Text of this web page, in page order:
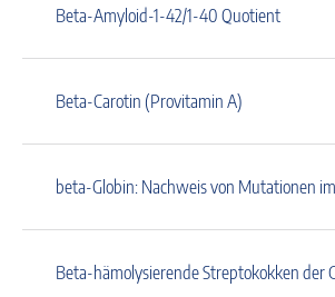
Beta-Amyloid-1-42/1-40 Quotient
Beta-Carotin (Provitamin A)
beta-Globin: Nachweis von Mutationen
Beta-hämolysierende Streptokokken der